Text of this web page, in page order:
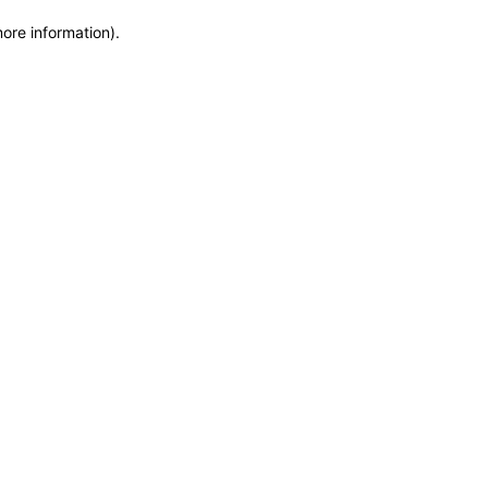
information).